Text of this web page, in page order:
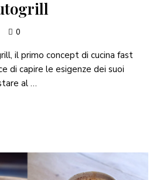
0
il primo concept di cucina fast
di capire le esigenze dei suoi
al …